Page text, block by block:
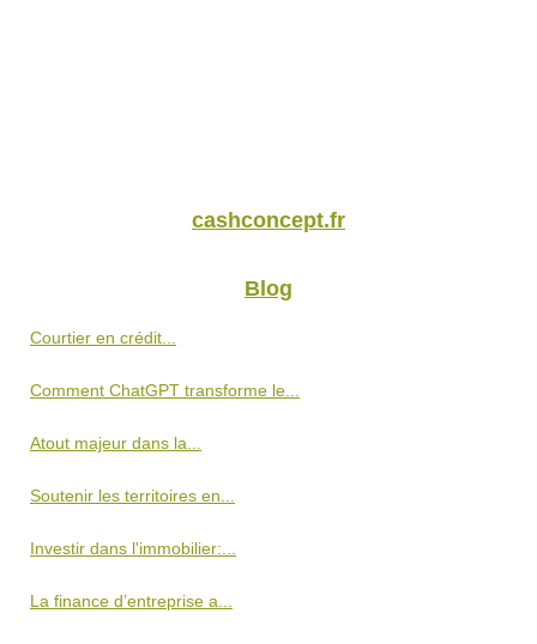
cashconcept.fr
Blog
Courtier en crédit...
Comment ChatGPT transforme le...
Atout majeur dans la...
Soutenir les territoires en...
Investir dans l'immobilier:...
La finance d’entreprise a...